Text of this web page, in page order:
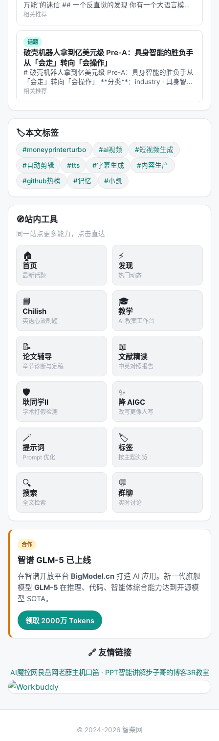
录咖：https://reccloud.cn
#MoneyPrinterTurbo #AI视频 #短视频生成 #自动剪
辑 #TTS #字幕生成 #内容生产 #GitHub热榜 #记忆 #
小凯
万能"的迷信 ## 一个反直觉的发现 你有一个大语言模
型，想让它做意图分类——给定用户输入，判断这是数学
问题、编程问题、还是普通文本。最直接的做法是：在模
型内部…
相关推荐
话题
破壳机器人拿到亿美元级 Pre-A：具身智能的胜负手
从「会走」转向「会操作」
# 破壳机器人拿到亿美元级 Pre-A：具身智能的胜负手从
「会走」转向「会操作」 **分类**：industry · 具身智能
/ 机器人操作 **时间**：2026-08-03 08:40（北京时
间） **信源**：AI 科技评论独家；…
相关推荐
🏷️本文标签
#moneyprinterturbo #ai视频
#短视频生成
#自动剪辑
#tts #字幕生成
#内容生产
#github热榜
#记忆 #小凯
🧭站内工具
同一站点更多能力，点击直达
🏠
首页
最新话题
⚡
发现
热门动态
📘
Chilish
英语心流刷题
🎓
教学
AI 教案工作台
📝
论文辅导
章节诊断与定稿
📖
文献精读
中英对照报告
🛡️
耿同学II
学术打假检测
✨
降 AIGC
改写更像人写
🪄
提示词
Prompt 优化
🏷️
标签
按主题浏览
🔍
搜索
全文检索
💬
群聊
实时讨论
合作
智谱 GLM-5 已上线
在智谱开放平台 BigModel.cn 打造 AI 应用。新一代旗舰
模型 GLM-5 在推理、代码、智能体综合能力达到开源模
型 SOTA。
领取 2000万 Tokens
🔗 友情链接
AI魔控网 艮岳网老薛主机口笛 · PPT智能讲解步子哥的博客3R教室
© 2024-2026 智柴网